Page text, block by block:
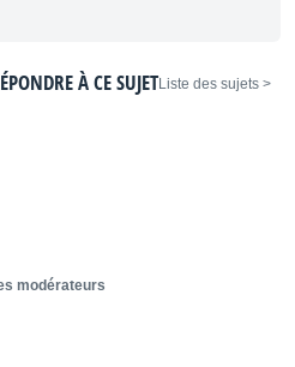
< Liste des sujets
À CE SUJET
modérateurs